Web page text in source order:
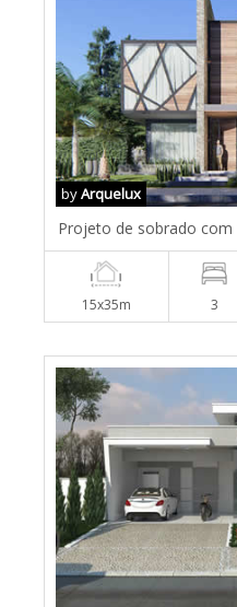
byArquelux
Projeto de sobrado
15x35m 3